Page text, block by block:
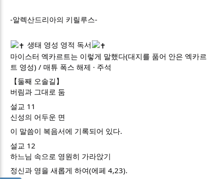
-알렉산드리아의 키릴루스-
생태 영성 영적 독서
마이스터 엑카르트는 이렇게 말했다(대지를 품어 안은 엑카르
트 영성) / 매튜 폭스 해제 · 주석
【둘째 오솔길】
버림과 그대로 둠
설교 11
신성의 어두운 면
이 말씀이 복음서에 기록되어 있다.
설교 12
하느님 속으로 영원히 가라앉기
정신과 영을 새롭게 하여(에페 4,23).